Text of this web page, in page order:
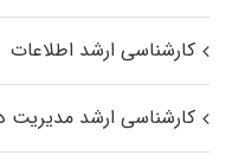
کارشناسی ارشد اطلاعات
کارشناسی ارشد مدیریت